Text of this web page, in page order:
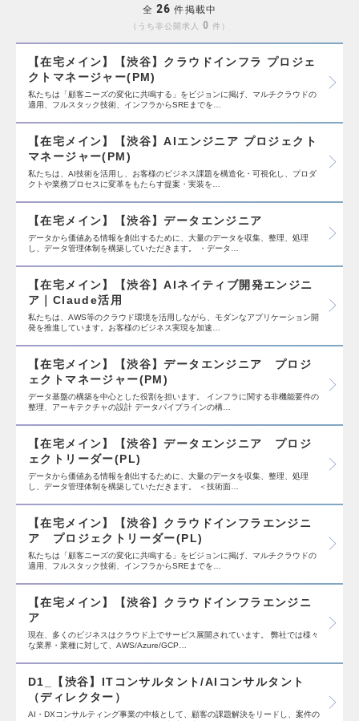
全 26 件掲載中
うち非公開求人 0 件
【在宅メイン】【渋谷】クラウドインフラ プロジェ
クトマネージャー(PM)
私たちは「顧客ニーズの変化に共鳴する」をビジョンに掲げ、マルチクラウドの
適用、フルスタック技術、インフラからSREまでを…
【在宅メイン】【渋谷】AIエンジニア プロジェクト
マネージャー(PM)
私たちは、AI技術を活用し、お客様のビジネス課題を構造化・可視化し、プロダ
クトや業務プロセスに変革をもたらす提案・実装を…
【在宅メイン】【渋谷】データエンジニア
データから価値ある情報を創出するために、大量のデータを収集、整理、処理
し、データ管理体制を構築していただきます。 ・データ…
【在宅メイン】【渋谷】AIネイティブ開発エンジニ
ア｜Claude活用
私たちは、AWS等のクラウド環境を活用しながら、モダンなアプリケーション開
発を推進しています。お客様のビジネス実現を加速…
【在宅メイン】【渋谷】データエンジニア プロジ
ェクトマネージャー(PM)
データ基盤の構築を中心とした役割を担います。 インフラに関する非機能要件の
整理、アーキテクチャの設計 データパイプラインの構…
【在宅メイン】【渋谷】データエンジニア プロジ
ェクトリーダー(PL)
データから価値ある情報を創出するために、大量のデータを収集、整理、処理
し、データ管理体制を構築していただきます。 ＜技術面…
【在宅メイン】【渋谷】クラウドインフラエンジニ
ア プロジェクトリーダー(PL)
私たちは「顧客ニーズの変化に共鳴する」をビジョンに掲げ、マルチクラウドの
適用、フルスタック技術、インフラからSREまでを…
【在宅メイン】【渋谷】クラウドインフラエンジニ
ア
現在、多くのビジネスはクラウド上でサービス展開されています。 弊社では様々
な業界・業種に対して、AWS/Azure/GCP…
D1_【渋谷】ITコンサルタント/AIコンサルタント
（ディレクター）
AI・DXコンサルティング事業の中核として、顧客の課題解決をリードし、案件の